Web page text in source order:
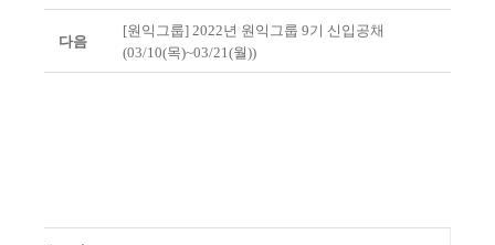
다음
[원익그룹] 2022년 원익그룹 9기 신입공채
(03/10(목)~03/21(월))